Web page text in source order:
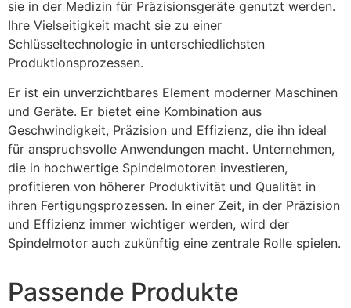
sie in der Medizin für Präzisionsgeräte genutzt werden.
Ihre Vielseitigkeit macht sie zu einer
Schlüsseltechnologie in unterschiedlichsten
Produktionsprozessen.
Er ist ein unverzichtbares Element moderner Maschinen
und Geräte. Er bietet eine Kombination aus
Geschwindigkeit, Präzision und Effizienz, die ihn ideal
für anspruchsvolle Anwendungen macht. Unternehmen,
die in hochwertige Spindelmotoren investieren,
profitieren von höherer Produktivität und Qualität in
ihren Fertigungsprozessen. In einer Zeit, in der Präzision
und Effizienz immer wichtiger werden, wird der
Spindelmotor auch zukünftig eine zentrale Rolle spielen.
Passende Produkte